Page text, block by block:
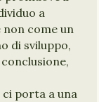
a
come un
di sviluppo,
ci porta a una